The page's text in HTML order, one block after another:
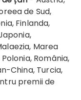
de Sud,
Finlanda,
Marea
România,
China, Turcia,
premii de